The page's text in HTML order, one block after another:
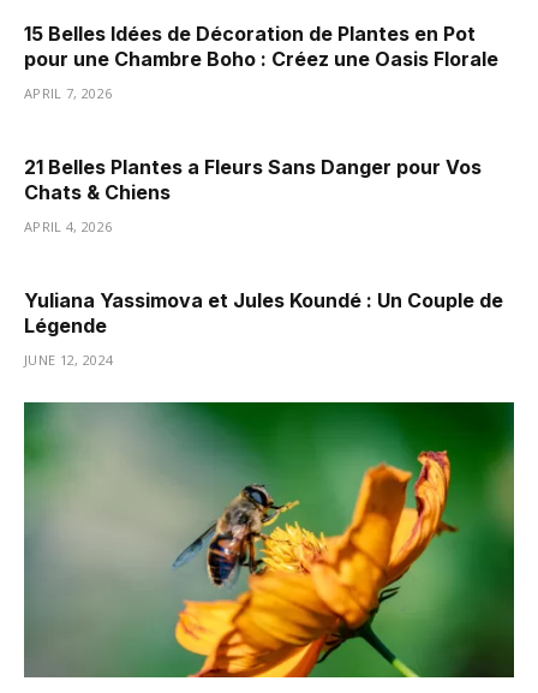
15 Belles Idées de Décoration de Plantes en Pot
pour une Chambre Boho : Créez une Oasis Florale
APRIL 7, 2026
21 Belles Plantes a Fleurs Sans Danger pour Vos
Chats & Chiens
APRIL 4, 2026
Yuliana Yassimova et Jules Koundé : Un Couple de
Légende
JUNE 12, 2024